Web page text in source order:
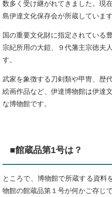
数多く受け継がれてきました。現
島伊達文化保存会が所蔵しています
国の重要文化財に指定されている
宗紀所用の大鎧、９代藩主宗徳夫
す。
武家を象徴する刀剣類や甲冑、歴
絵画作品など、伊達博物館は伊達
な博物館です。
■館蔵品第1号は？
ところで、博物館で所蔵する資料
物館の館蔵品第１号が何かご存じ